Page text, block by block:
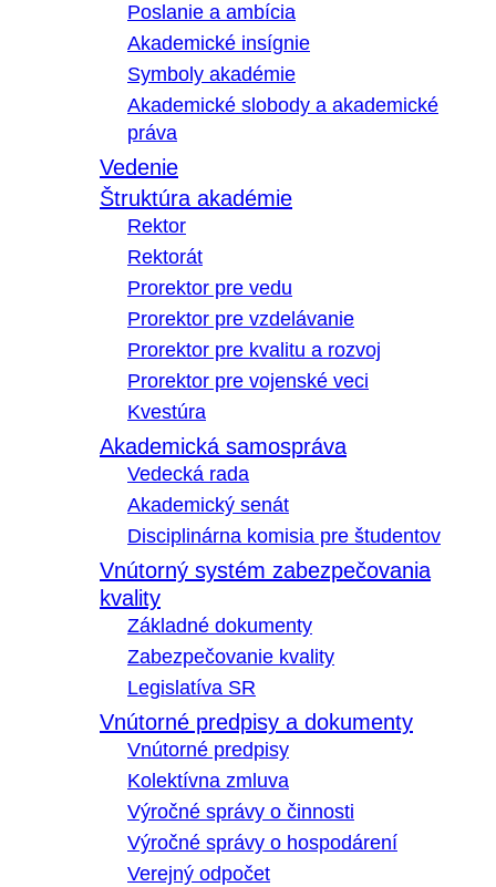
Poslanie a ambícia
Akademické insígnie
Symboly akadémie
Akademické slobody a akademické
práva
Vedenie
Štruktúra akadémie
Rektor
Rektorát
Prorektor pre vedu
Prorektor pre vzdelávanie
Prorektor pre kvalitu a rozvoj
Prorektor pre vojenské veci
Kvestúra
Akademická samospráva
Vedecká rada
Akademický senát
Disciplinárna komisia pre študentov
Vnútorný systém zabezpečovania
kvality
Základné dokumenty
Zabezpečovanie kvality
Legislatíva SR
Vnútorné predpisy a dokumenty
Vnútorné predpisy
Kolektívna zmluva
Výročné správy o činnosti
Výročné správy o hospodárení
Verejný odpočet